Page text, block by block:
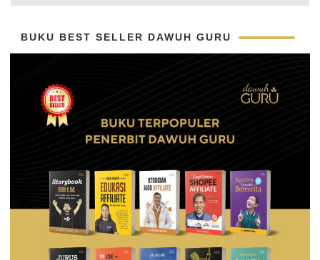
BUKU BEST SELLER DAWUH GURU